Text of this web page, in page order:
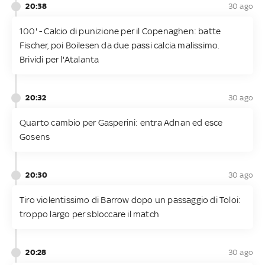
20:38 30 ago
100' - Calcio di punizione per il Copenaghen: batte
Fischer, poi Boilesen da due passi calcia malissimo.
Brividi per l'Atalanta
20:32 30 ago
Quarto cambio per Gasperini: entra Adnan ed esce
Gosens
20:30 30 ago
Tiro violentissimo di Barrow dopo un passaggio di Toloi:
troppo largo per sbloccare il match
20:28 30 ago